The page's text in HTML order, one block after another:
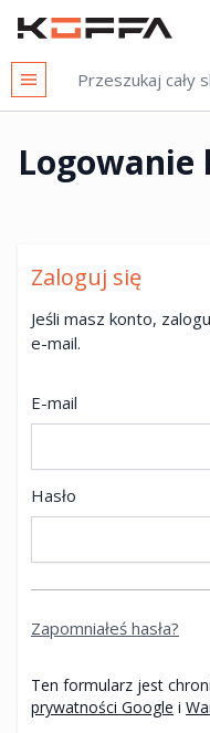
KOFFA
Logowanie
Zaloguj się
Jeśli masz konto,
e-mail.
E-mail
Hasło
Zapomniałeś hasła?
Ten formularz jest
prywatności Google i